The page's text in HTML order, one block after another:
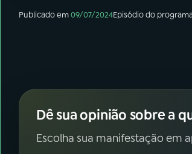
Publicado em09/07/2024Episódiodo
Dê sua opinião sobre a
Escolha sua manifestação em